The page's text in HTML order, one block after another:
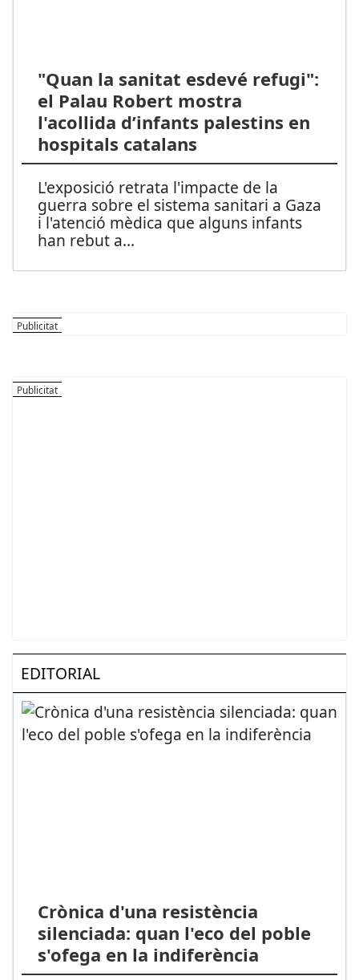
"Quan la sanitat esdevé refugi":
el Palau Robert mostra
l'acollida d’infants palestins en
hospitals catalans
L'exposició retrata l'impacte de la
guerra sobre el sistema sanitari a Gaza
i l'atenció mèdica que alguns infants
han rebut a...
EDITORIAL
Crònica d'una resistència
silenciada: quan l'eco del poble
s'ofega en la indiferència